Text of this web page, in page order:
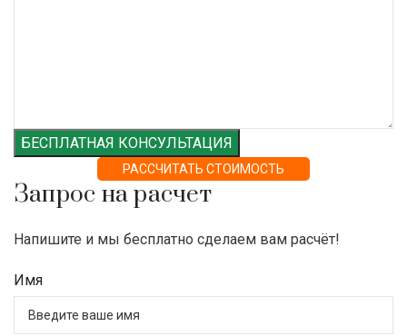
БЕСПЛАТНАЯ КОНСУЛЬТАЦИЯ
РАССЧИТАТЬ СТОИМОСТЬ
Запрос на расчет
Напишите и мы бесплатно сделаем вам расчёт!
Имя